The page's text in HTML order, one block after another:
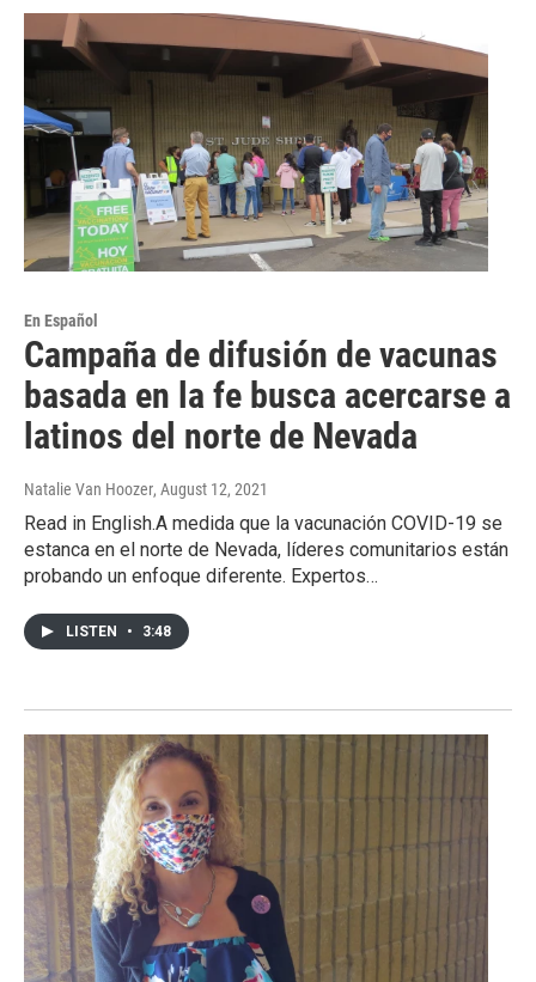
En Español
Campaña de difusión de vacunas
basada en la fe busca acercarse a
latinos del norte de Nevada
Natalie Van Hoozer, August 12, 2021
Read in English.A medida que la vacunación COVID-19 se
estanca en el norte de Nevada, líderes comunitarios están
probando un enfoque diferente. Expertos…
LISTEN • 3:48